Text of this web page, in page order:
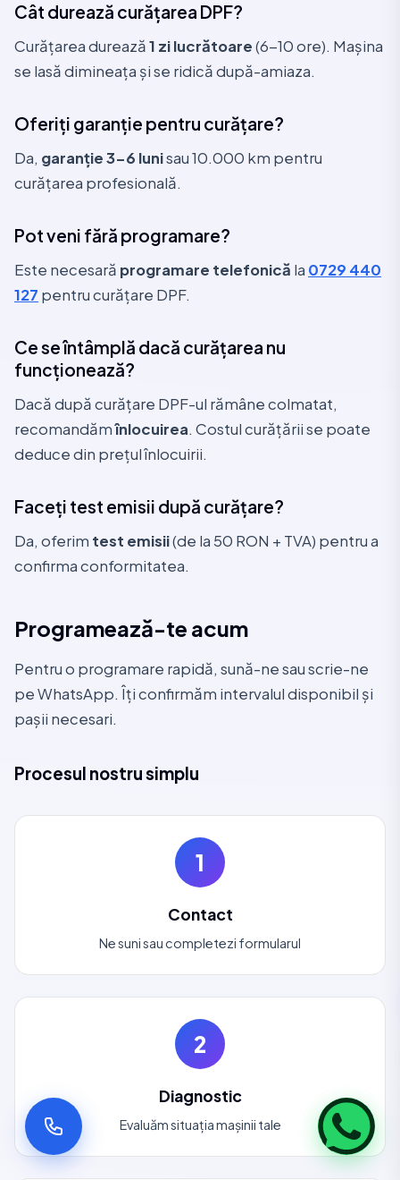
Cât durează curățarea DPF?
Curățarea durează1 zi lucrătoare(6-10 ore). Mașina
se lasă dimineața și se ridică după-amiaza.
Oferiți garanție pentru curățare?
Da, garanție 3-6 lunisau 10.000 km pentru
curățarea profesională.
Pot veni fără programare?
Este necesară programare telefonică la 0729 440
127 pentru curățare DPF.
Ce se întâmplă dacă curățarea nu
funcționează?
Dacă după curățare DPF-ul rămâne colmatat,
recomandămînlocuirea. Costul curățării se poate
deduce din prețul înlocuirii.
Faceți test emisii după curățare?
Da, oferim test emisii(de la 50 RON + TVA) pentru a
confirma conformitatea.
Programează-te acum
Pentru o programare rapidă, sună-ne sau scrie-ne
pe WhatsApp. Îți confirmăm intervalul disponibil și
pașii necesari.
Procesul nostru simplu
1
Contact
Ne suni sau completezi formularul
2
Diagnostic
Evaluăm situația mașinii tale